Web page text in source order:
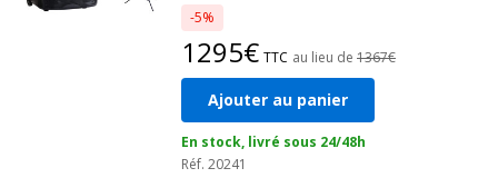
-5%
1295€ TTC au lieu de 1367€
Ajouter au panier
En stock, livré sous 24/48h
Réf. 20241